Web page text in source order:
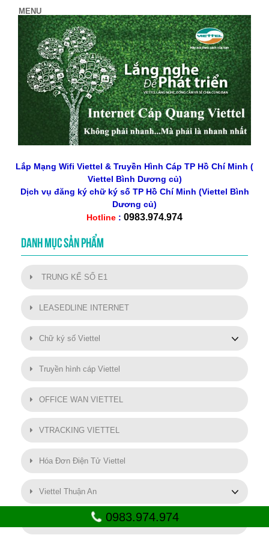
Lắp Mạng Wifi Viettel & Truyền Hình Cáp TP Hồ Chí Minh (
Viettel Bình Dương củ)
Dịch vụ đăng ký chữ ký số TP Hồ Chí Minh (Viettel Bình
Dương củ)
Hotline : 0983.974.974
DANH MỤC SẢN PHẨM
TRUNG KẾ SỐ E1
LEASEDLINE INTERNET
Chữ ký số Viettel
Truyền hình cáp Viettel
OFFICE WAN VIETTEL
VTRACKING VIETTEL
Hóa Đơn Điện Tử Viettel
Viettel Thuận An
SMART MOTOR VIETTEL0983.974.974